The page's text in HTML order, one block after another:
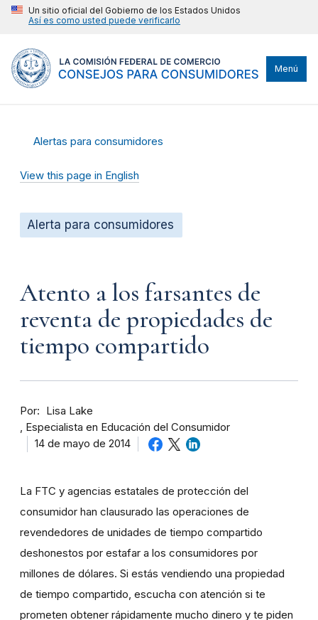
Un sitio oficial del Gobierno de los Estados Unidos
Así es como usted puede verificarlo
Menú
Alertas para consumidores
View this page in English
Alerta para consumidores
Atento a los farsantes de
reventa de propiedades de
tiempo compartido
Por
Lisa Lake
Especialista en Educación del Consumidor
14 de mayo de 2014
La FTC y agencias estatales de protección del
consumidor han clausurado las operaciones de
revendedores de unidades de tiempo compartido
deshonestos por estafar a los consumidores por
millones de dólares. Si estás vendiendo una propiedad
de tiempo compartido, escucha con atención si te
prometen obtener rápidamente mucho dinero y te piden